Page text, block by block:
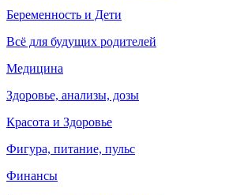
Беременность и Дети
Всё для будущих родителей
Медицина
Здоровье, анализы, дозы
Красота и Здоровье
Фигура, питание, пульс
Финансы